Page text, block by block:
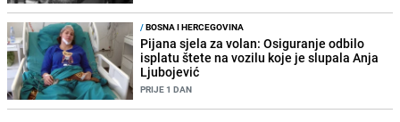
/BOSNA I HERCEGOVINA
Pijana sjela za volan: Osiguranje odbilo
isplatu štete na vozilu koje je slupala Anja
Ljubojević
PRIJE 1 DAN